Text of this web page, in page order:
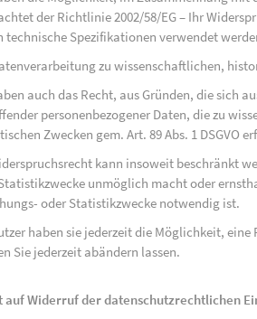
der Richtlinie 2002/58/EG – Ihr
technische Spezifikationen verwendet
zu wissenschaftlichen,
auch das Recht, aus Gründen, die sich
personenbezogener Daten, die zu
Zwecken gem. Art. 89 Abs. 1 DSGVO
kann insoweit beschränkt
unmöglich macht oder
oder Statistikzwecke notwendig ist.
haben sie jederzeit die Möglichkeit,
Sie jederzeit abändern lassen.
auf Widerruf der datenschutzrechtlichen